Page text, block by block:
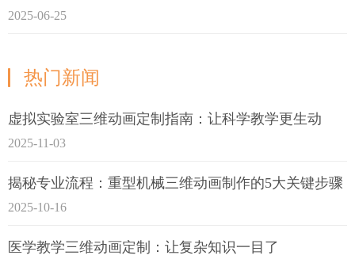
2025-06-25
热门新闻
虚拟实验室三维动画定制指南：让科学教学更生动
2025-11-03
揭秘专业流程：重型机械三维动画制作的5大关键步骤
2025-10-16
医学教学三维动画定制：让复杂知识一目了